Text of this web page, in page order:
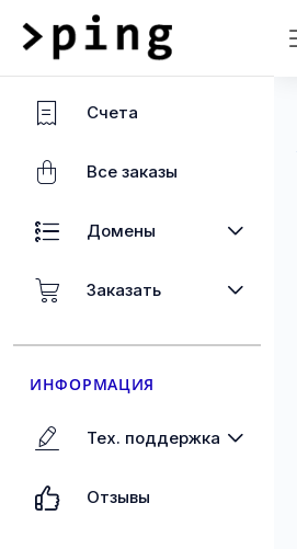
Счета
Все заказы
Домены
Заказать
ИНФОРМАЦИЯ
Тех. поддержка
Отзывы